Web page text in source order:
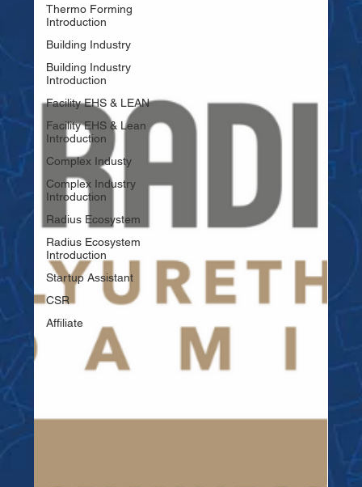
Thermo Forming
Introduction
Building Industry
Building Industry
Introduction
Facility EHS & LEAN
Facility EHS & Lean
Introduction
Complex Industy
Complex Industry
Introduction
Radius Ecosystem
Radius Ecosystem
Introduction
Startup Assistant
CSR
Affiliate